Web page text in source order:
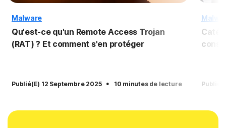
Malware
Qu'est-ce qu'un Remote Access Trojan
(RAT) ? Et comment s'en protéger
Publié(e) 12 Septembre 2025 · 10 minutes de lecture